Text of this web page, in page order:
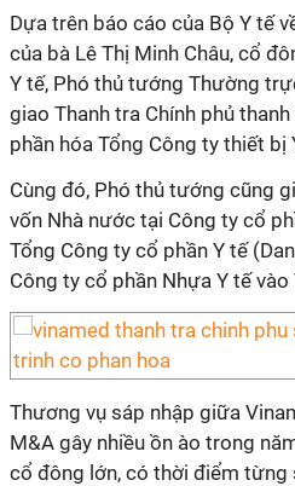
Dựa trên báo cáo của Bộ Y tế
của bà Lê Thị Minh Châu, cổ
Y tế, Phó thủ tướng Thường
giao Thanh tra Chính phủ
phần hóa Tổng Công ty thiết
Cùng đó, Phó thủ tướng cũng
vốn Nhà nước tại Công ty cổ
Tổng Công ty cổ phần Y tế
Công ty cổ phần Nhựa Y tế
Thương vụ sáp nhập giữa
M&A gây nhiều ồn ào trong
cổ đông lớn, có thời điểm từng